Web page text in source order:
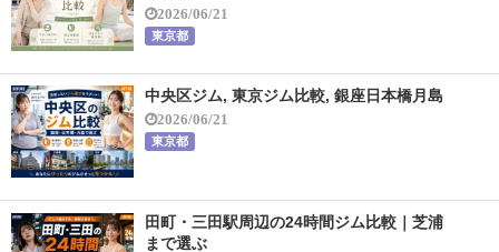
2026/06/21
東京都
中央区ジム, 東京ジム比較, 銀座日本橋月島
2026/06/21
東京都
田町・三田駅周辺の24時間ジム比較｜芝浦
まで選ぶ